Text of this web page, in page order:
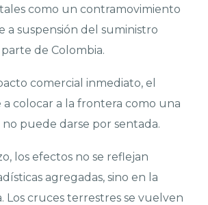
como un contramovimiento
a suspensión del suministro
de Colombia.
comercial inmediato, el
a colocar a la frontera como una
puede darse por sentada.
los efectos no se reflejan
agregadas, sino en la
Los cruces terrestres se vuelven